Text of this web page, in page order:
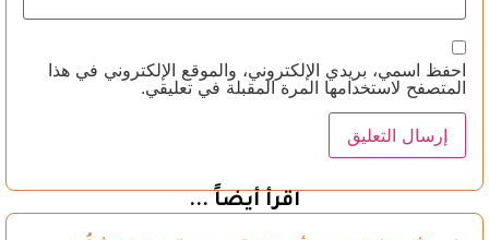
احفظ اسمي، بريدي الإلكتروني، والموقع الإلكتروني في هذا
المتصفح لاستخدامها المرة المقبلة في تعليقي.
اقرأ أيضاً ...